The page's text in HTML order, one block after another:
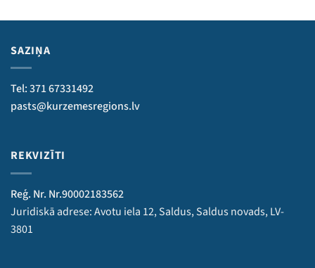
SAZIŅA
Tel: 371 67331492
pasts@kurzemesregions.lv
REKVIZĪTI
Reģ. Nr. Nr.90002183562
Juridiskā adrese: Avotu iela 12, Saldus, Saldus novads, LV-
3801